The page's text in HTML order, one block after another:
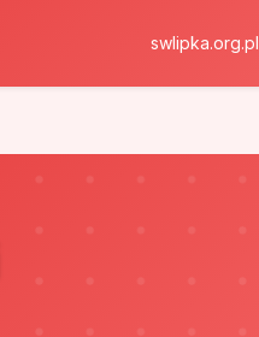
swlipka.org.pl